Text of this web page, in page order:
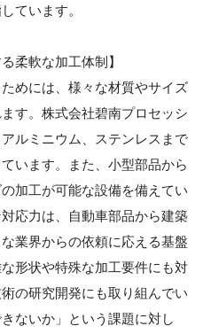
ています。
柔軟な加工体制】
めには、様々な材質やサイズ
す。株式会社碧南プロセッシ
ルミニウム、ステンレスまで
います。また、小型部品から
加工が可能な設備を備えてい
応力は、自動車部品から建築
業界からの依頼に応える基盤
形状や特殊な加工要件にも対
の研究開発にも取り組んでい
ないか」という課題に対し